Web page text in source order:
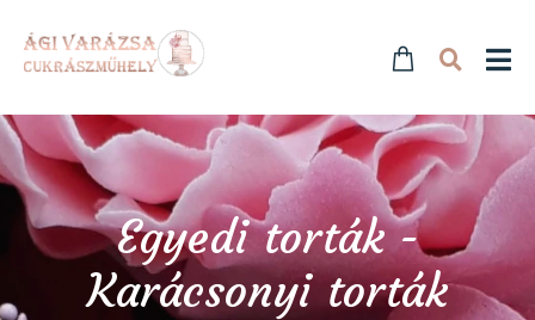
Egyedi torták -
Karácsonyi torták